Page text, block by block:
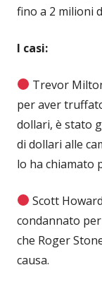
fino a 2 milioni
I casi:
Trevor
per aver
dollari, è stato
di dollari alle
lo ha chiamato
Scott
condannato
che Roger
causa.